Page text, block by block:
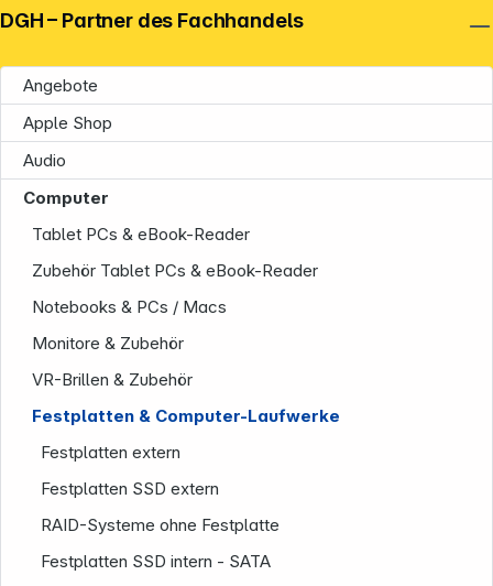
Angebote
Apple Shop
Audio
Computer
Tablet PCs & eBook-Reader
Zubehör Tablet PCs & eBook-Reader
Notebooks & PCs / Macs
Monitore & Zubehör
VR-Brillen & Zubehör
Festplatten & Computer-Laufwerke
Festplatten extern
Festplatten SSD extern
RAID-Systeme ohne Festplatte
Festplatten SSD intern - SATA
DGH – Partner des Fachhandels